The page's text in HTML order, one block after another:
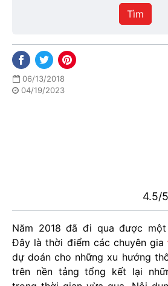
hiện
Tìm
06/13/2018
04/19/2023
4.5/
Năm 2018 đã đi qua được
Đây là thời điểm các chuyên gia
dự doán cho những xu hướng
trên nền tảng tổng kết lại